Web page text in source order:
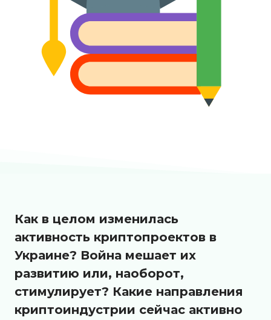
Как в целом изменилась
активность криптопроектов в
Украине? Война мешает их
развитию или, наоборот,
стимулирует? Какие направления
криптоиндустрии сейчас активно